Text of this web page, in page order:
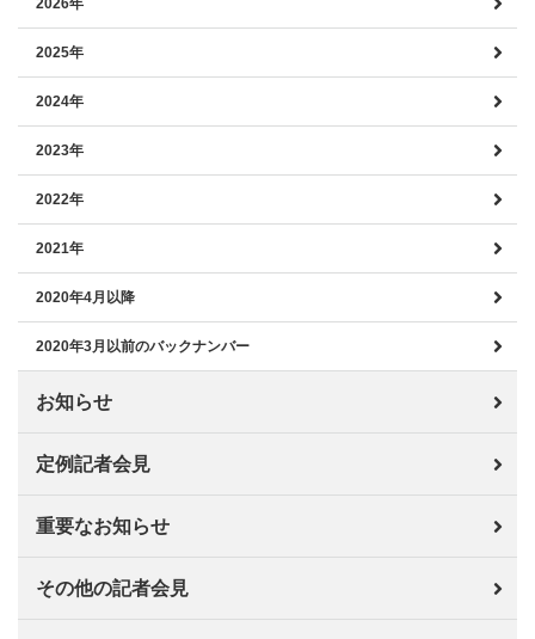
2026年
2025年
2024年
2023年
2022年
2021年
2020年4月以降
2020年3月以前のバックナンバー
お知らせ
定例記者会見
重要なお知らせ
その他の記者会見